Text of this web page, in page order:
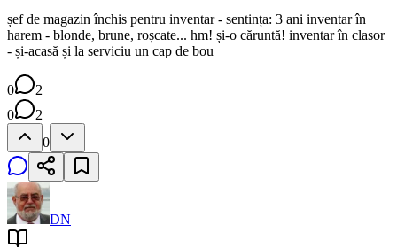
șef de magazin închis pentru inventar - sentința: 3 ani inventar în
harem - blonde, brune, roșcate... hm! și-o căruntă! inventar în clasor
- și-acasă și la serviciu un cap de bou
0
2
0
2
0
DN